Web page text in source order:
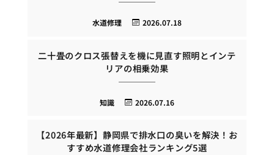
2026.07.18
水道修理
二十畳のクロス張替えを機に見直す照明とインテ
リアの相乗効果
2026.07.16
知識
【2026年最新】静岡県で排水口の臭いを解決！お
すすめ水道修理会社ランキング5選